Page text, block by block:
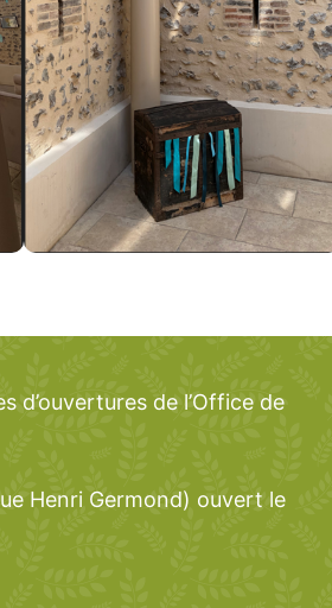
d’ouvertures de l’Office de
Henri Germond) ouvert le